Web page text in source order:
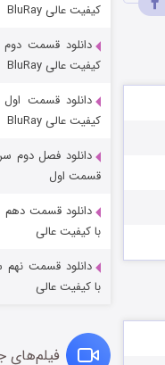
قسمت ۶ (زیرنویس)
کیفیت عالی BluRay
دانلود قسمت
کیفیت عالی BluRay
دانلود قسمت
کیفیت عالی BluRay
دانلود فصل دوم
قسمت اول
دانلود قسمت
با کیفیت عالی
دانلود قسمت
با کیفیت عالی
فیلم‌های